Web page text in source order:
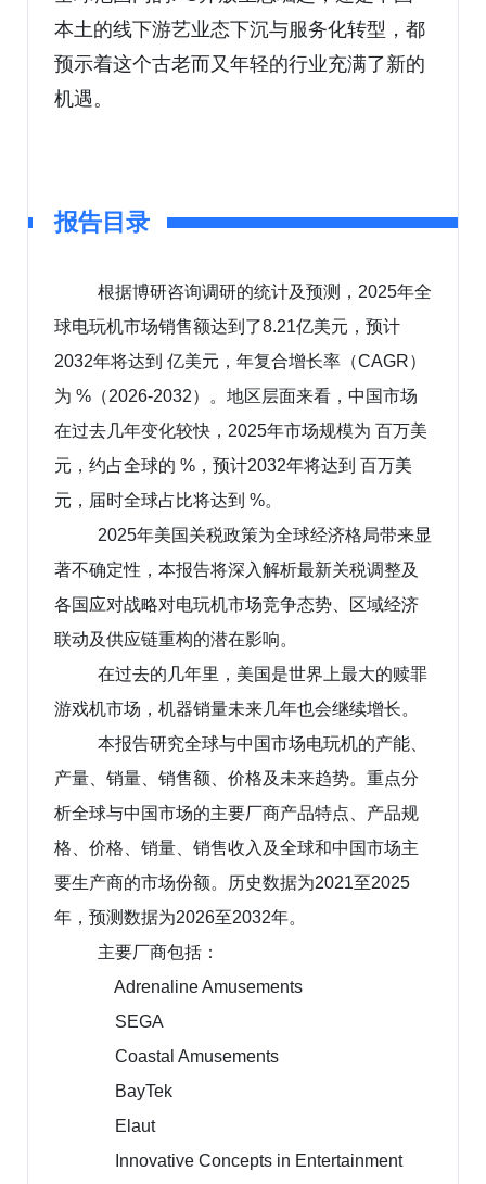
本土的线下游艺业态下沉与服务化转型，都
预示着这个古老而又年轻的行业充满了新的
机遇。
报告目录
根据博研咨询调研的统计及预测，2025年全
球电玩机市场销售额达到了8.21亿美元，预计
2032年将达到 亿美元，年复合增长率（CAGR）
为 %（2026-2032）。地区层面来看，中国市场
在过去几年变化较快，2025年市场规模为 百万美
元，约占全球的 %，预计2032年将达到 百万美
元，届时全球占比将达到 %。
2025年美国关税政策为全球经济格局带来显
著不确定性，本报告将深入解析最新关税调整及
各国应对战略对电玩机市场竞争态势、区域经济
联动及供应链重构的潜在影响。
在过去的几年里，美国是世界上最大的赎罪
游戏机市场，机器销量未来几年也会继续增长。
本报告研究全球与中国市场电玩机的产能、
产量、销量、销售额、价格及未来趋势。重点分
析全球与中国市场的主要厂商产品特点、产品规
格、价格、销量、销售收入及全球和中国市场主
要生产商的市场份额。历史数据为2021至2025
年，预测数据为2026至2032年。
主要厂商包括：
Adrenaline Amusements
SEGA
Coastal Amusements
BayTek
Elaut
Innovative Concepts in Entertainment